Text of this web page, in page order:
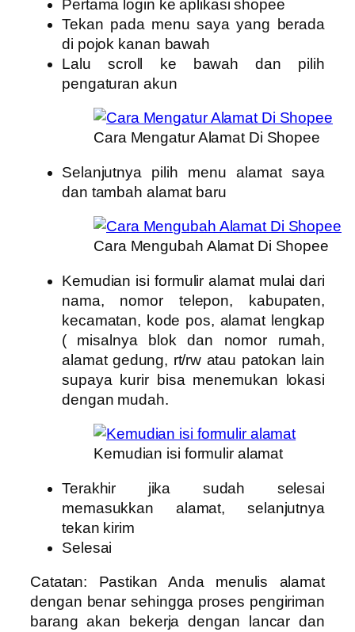
Pertama login ke aplikasi shopee
Tekan pada menu saya yang berada
di pojok kanan bawah
Lalu scroll ke bawah dan pilih
pengaturan akun
Cara Mengatur Alamat Di Shopee
Selanjutnya pilih menu alamat saya
dan tambah alamat baru
Cara Mengubah Alamat Di Shopee
Kemudian isi formulir alamat mulai dari
nama, nomor telepon, kabupaten,
kecamatan, kode pos, alamat lengkap
( misalnya blok dan nomor rumah,
alamat gedung, rt/rw atau patokan lain
supaya kurir bisa menemukan lokasi
dengan mudah.
Kemudian isi formulir alamat
Terakhir jika sudah selesai
memasukkan alamat, selanjutnya
tekan kirim
Selesai
Catatan: Pastikan Anda menulis alamat
dengan benar sehingga proses pengiriman
barang akan bekerja dengan lancar dan